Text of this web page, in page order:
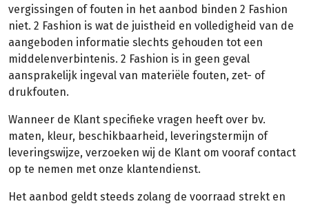
vergissingen of fouten in het aanbod binden 2 Fashion
niet. 2 Fashion is wat de juistheid en volledigheid van de
aangeboden informatie slechts gehouden tot een
middelenverbintenis. 2 Fashion is in geen geval
aansprakelijk ingeval van materiële fouten, zet- of
drukfouten.
Wanneer de Klant specifieke vragen heeft over bv.
maten, kleur, beschikbaarheid, leveringstermijn of
leveringswijze, verzoeken wij de Klant om vooraf contact
op te nemen met onze klantendienst.
Het aanbod geldt steeds zolang de voorraad strekt en